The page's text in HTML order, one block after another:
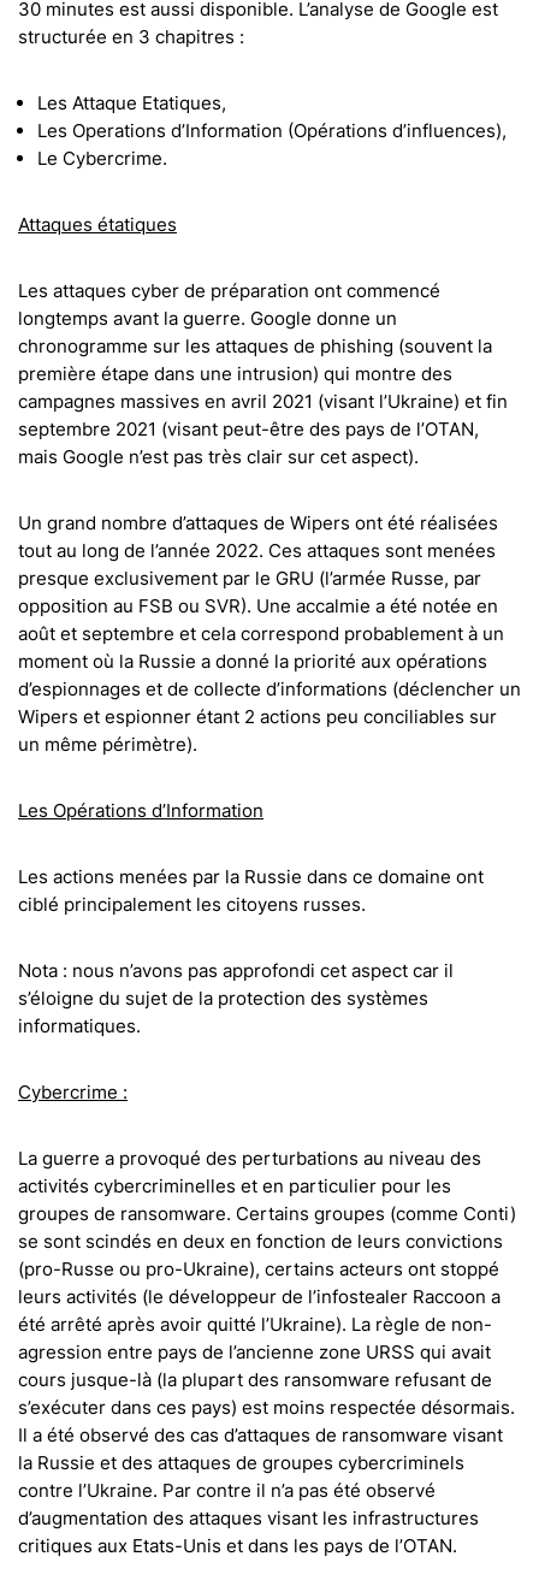
30 minutes est aussi disponible. L’analyse de Google est
structurée en 3 chapitres :
Les Attaque Etatiques,
Les Operations d’Information (Opérations d’influences),
Le Cybercrime.
Attaques étatiques
Les attaques cyber de préparation ont commencé
longtemps avant la guerre. Google donne un
chronogramme sur les attaques de phishing (souvent la
première étape dans une intrusion) qui montre des
campagnes massives en avril 2021 (visant l’Ukraine) et fin
septembre 2021 (visant peut-être des pays de l’OTAN,
mais Google n’est pas très clair sur cet aspect).
Un grand nombre d’attaques de Wipers ont été réalisées
tout au long de l’année 2022. Ces attaques sont menées
presque exclusivement par le GRU (l’armée Russe, par
opposition au FSB ou SVR). Une accalmie a été notée en
août et septembre et cela correspond probablement à un
moment où la Russie a donné la priorité aux opérations
d’espionnages et de collecte d’informations (déclencher un
Wipers et espionner étant 2 actions peu conciliables sur
un même périmètre).
Les Opérations d’Information
Les actions menées par la Russie dans ce domaine ont
ciblé principalement les citoyens russes.
Nota : nous n’avons pas approfondi cet aspect car il
s’éloigne du sujet de la protection des systèmes
informatiques.
Cybercrime :
La guerre a provoqué des perturbations au niveau des
activités cybercriminelles et en particulier pour les
groupes de ransomware. Certains groupes (comme Conti)
se sont scindés en deux en fonction de leurs convictions
(pro-Russe ou pro-Ukraine), certains acteurs ont stoppé
leurs activités (le développeur de l’infostealer Raccoon a
été arrêté après avoir quitté l’Ukraine). La règle de non-
agression entre pays de l’ancienne zone URSS qui avait
cours jusque-là (la plupart des ransomware refusant de
s’exécuter dans ces pays) est moins respectée désormais.
Il a été observé des cas d’attaques de ransomware visant
la Russie et des attaques de groupes cybercriminels
contre l’Ukraine. Par contre il n’a pas été observé
d’augmentation des attaques visant les infrastructures
critiques aux Etats-Unis et dans les pays de l’OTAN.